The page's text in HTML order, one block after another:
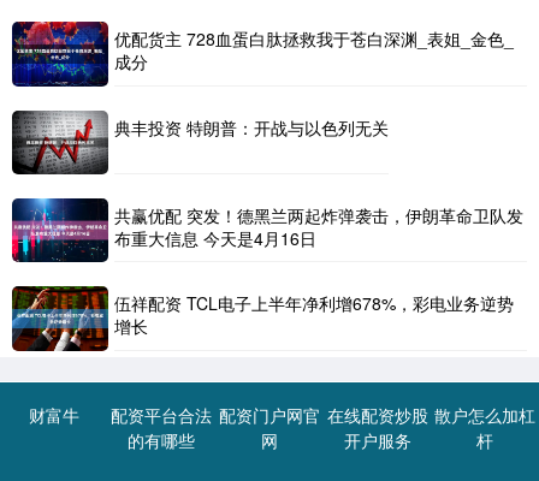
优配货主 728血蛋白肽拯救我于苍白深渊_表姐_金色_
成分
典丰投资 特朗普：开战与以色列无关
共赢优配 突发！德黑兰两起炸弹袭击，伊朗革命卫队发
布重大信息 今天是4月16日
伍祥配资 TCL电子上半年净利增678%，彩电业务逆势
增长
财富牛
配资平台合法
的有哪些
配资门户网官
网
在线配资炒股
开户服务
散户怎么加杠
杆